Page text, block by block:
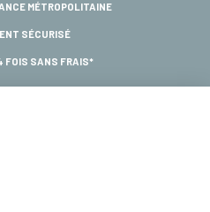
MÉTROPOLITAINE
SÉCURISÉ
FOIS SANS FRAIS*